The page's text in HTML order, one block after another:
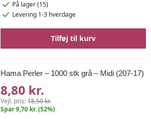
På lager (15)
Levering 1-3 hverdage
Tilføj til kurv
Hama Perler – 1000 stk grå – Midi (207-17)
8,80 kr.
Vejl. pris:18,50 kr.
Spar 9,70 kr. (52%)